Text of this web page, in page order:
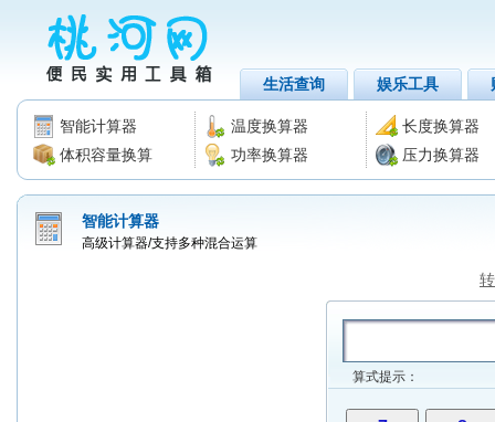
生活查询 娱乐工具
智能计算器 温度换算器
长度换算器
体积容量换算
功率换算器 压力换算器
智能计算器
高级计算器/支持多种混合运算